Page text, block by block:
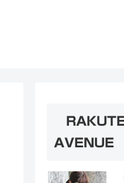
AVENUE